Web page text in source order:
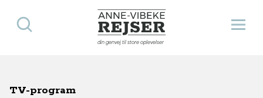
Anne-Vibeke Rejser
din genvej til store oplevelser
Åbn
Søg
TV-program